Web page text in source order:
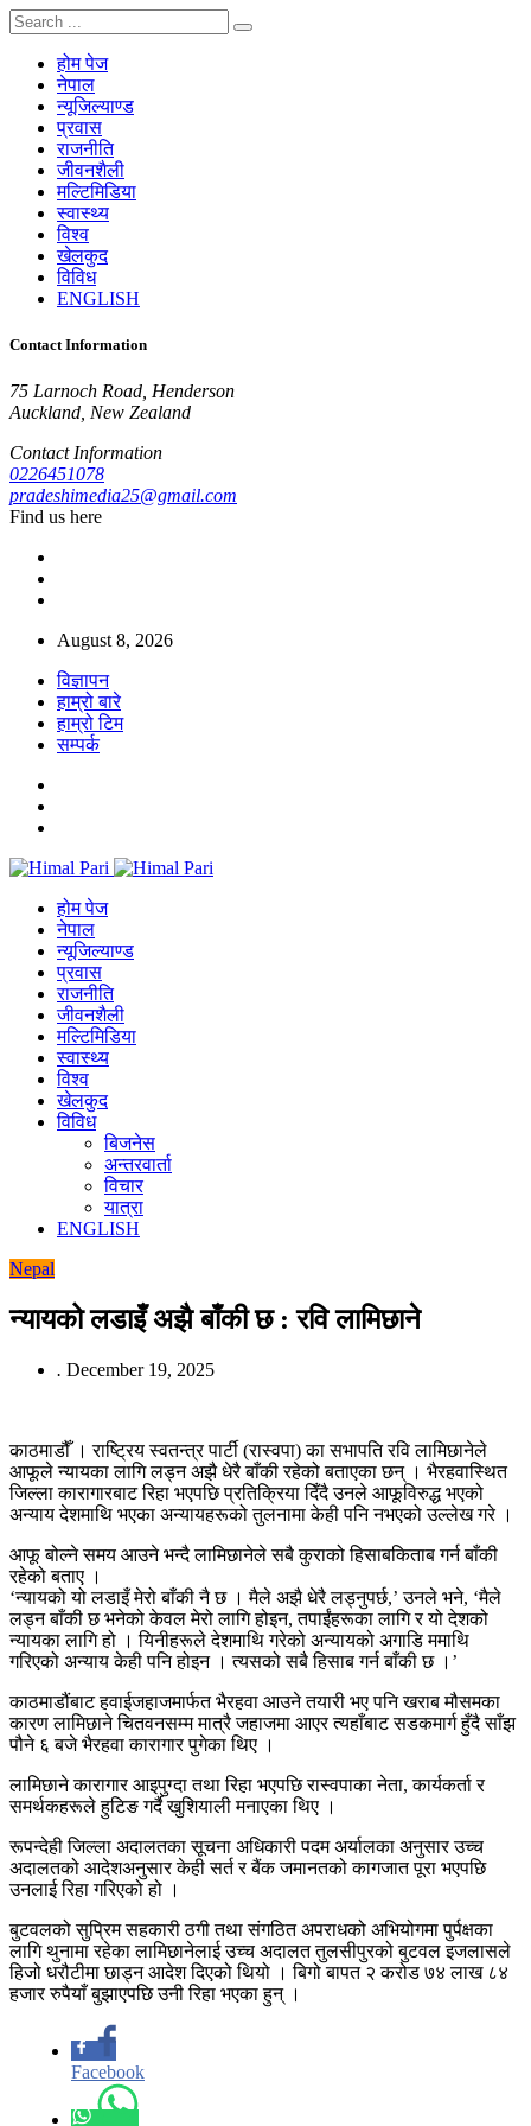
होम पेज
नेपाल
न्यूजिल्याण्ड
प्रवास
राजनीति
जीवनशैली
मल्टिमिडिया
स्वास्थ्य
विश्व
खेलकुद
विविध
ENGLISH
Contact Information
75 Larnoch Road, Henderson
Auckland, New Zealand
Contact Information
0226451078
pradeshimedia25@gmail.com
Find us here
August 8, 2026
विज्ञापन
हाम्रो बारे
हाम्रो टिम
सम्पर्क
होम पेज
नेपाल
न्यूजिल्याण्ड
प्रवास
राजनीति
जीवनशैली
मल्टिमिडिया
स्वास्थ्य
विश्व
खेलकुद
विविध
बिजनेस
अन्तरवार्ता
विचार
यात्रा
ENGLISH
Nepal
न्यायको लडाइँ अझै बाँकी छ : रवि लामिछाने
. December 19, 2025
काठमाडौँ । राष्ट्रिय स्वतन्त्र पार्टी (रास्वपा) का सभापति रवि लामिछानेले
आफूले न्यायका लागि लड्न अझै धेरै बाँकी रहेको बताएका छन् । भैरहवास्थित
जिल्ला कारागारबाट रिहा भएपछि प्रतिक्रिया दिँदै उनले आफूविरुद्ध भएको
अन्याय देशमाथि भएका अन्यायहरूको तुलनामा केही पनि नभएको उल्लेख गरे ।
आफू बोल्ने समय आउने भन्दै लामिछानेले सबै कुराको हिसाबकिताब गर्न बाँकी
रहेको बताए ।
‘न्यायको यो लडाइँ मेरो बाँकी नै छ । मैले अझै धेरै लड्नुपर्छ,’ उनले भने, ‘मैले
लड्न बाँकी छ भनेको केवल मेरो लागि होइन, तपाईंहरूका लागि र यो देशको
न्यायका लागि हो । यिनीहरूले देशमाथि गरेको अन्यायको अगाडि ममाथि
गरिएको अन्याय केही पनि होइन । त्यसको सबै हिसाब गर्न बाँकी छ ।’
काठमाडौंबाट हवाईजहाजमार्फत भैरहवा आउने तयारी भए पनि खराब मौसमका
कारण लामिछाने चितवनसम्म मात्रै जहाजमा आएर त्यहाँबाट सडकमार्ग हुँदै साँझ
पौने ६ बजे भैरहवा कारागार पुगेका थिए ।
लामिछाने कारागार आइपुग्दा तथा रिहा भएपछि रास्वपाका नेता, कार्यकर्ता र
समर्थकहरूले हुटिङ गर्दै खुशियाली मनाएका थिए ।
रूपन्देही जिल्ला अदालतका सूचना अधिकारी पदम अर्यालका अनुसार उच्च
अदालतको आदेशअनुसार केही सर्त र बैंक जमानतको कागजात पूरा भएपछि
उनलाई रिहा गरिएको हो ।
बुटवलको सुप्रिम सहकारी ठगी तथा संगठित अपराधको अभियोगमा पुर्पक्षका
लागि थुनामा रहेका लामिछानेलाई उच्च अदालत तुलसीपुरको बुटवल इजलासले
हिजो धरौटीमा छाड्न आदेश दिएको थियो । बिगो बापत २ करोड ७४ लाख ८४
हजार रुपैयाँ बुझाएपछि उनी रिहा भएका हुन् ।
Facebook